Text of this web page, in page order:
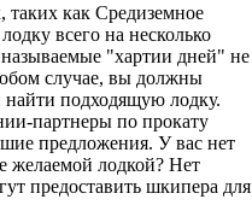
таких как Средиземное
всего на несколько
"хартии дней" не
случае, вы должны
найти подходящую лодку.
партнеры по прокату
предложения. У вас нет
желаемой лодкой? Нет
предоставить шкипера для